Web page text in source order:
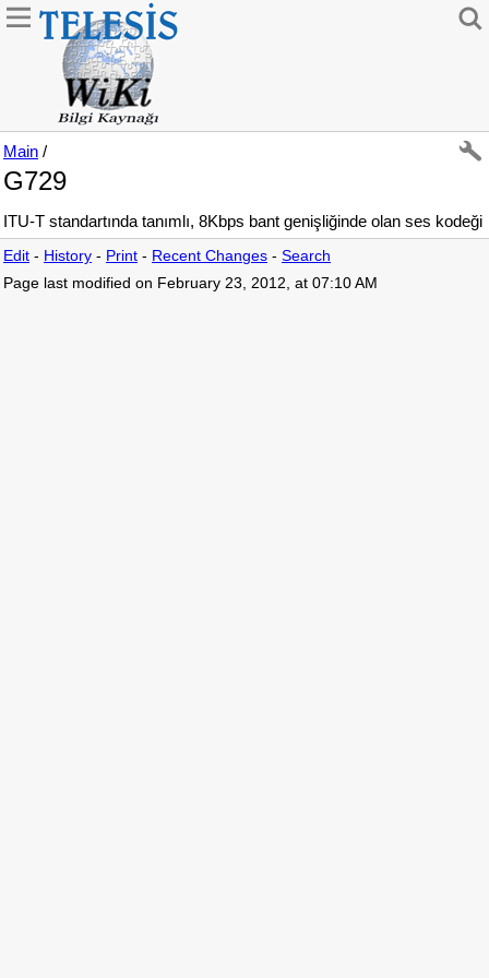
Main /
G729
ITU-T standartında tanımlı, 8Kbps bant genişliğinde olan ses kodeği
Edit - History - Print - Recent Changes - Search
Page last modified on February 23, 2012, at 07:10 AM